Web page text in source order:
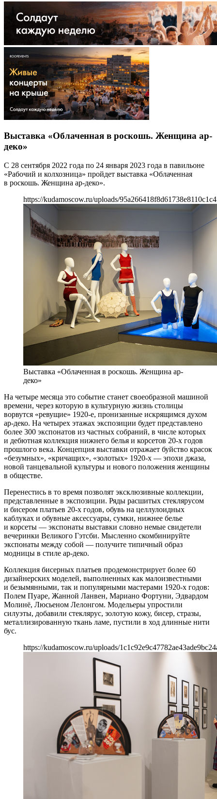
Выставка «Облаченная в роскошь. Женщина ар-
деко»
С 28 сентября 2022 года по 24 января 2023 года в павильоне
«Рабочий и колхозница» пройдет выставка «Облаченная
в роскошь. Женщина ар-деко».
https://kudamoscow.ru/uploads/
Выставка «Облаченная в роскошь. Женщина ар-
деко»
На четыре месяца это событие станет своеобразной машиной
времени, через которую в культурную жизнь столицы
ворвутся «ревущие» 1920-е, пронизанные искрящимся духом
ар-деко. На четырех этажах экспозиции будет представлено
более 300 экспонатов из частных собраний, в числе которых
и дебютная коллекция нижнего белья и корсетов 20-х годов
прошлого века. Концепция выставки отражает буйство красок
«безумных», «кричащих», «золотых» 1920-х — эпохи джаза,
новой танцевальной культуры и нового положения женщины
в обществе.
Перенестись в то время позволят эксклюзивные коллекции,
представленные в экспозиции. Ряды расшитых стеклярусом
и бисером платьев 20-х годов, обувь на целлулоидных
каблуках и обувные аксессуары, сумки, нижнее белье
и корсеты — экспонаты выставки словно немые свидетели
вечеринки Великого Гэтсби. Мысленно скомбинируйте
экспонаты между собой — получите типичный образ
модницы в стиле ар-деко.
Коллекция бисерных платьев продемонстрирует более 60
дизайнерских моделей, выполненных как малоизвестными
и безымянными, так и популярными мастерами 1920-х годов:
Полем Пуаре, Жанной Ланвен, Мариано Фортуни, Эдвардом
Молинё, Люсьеном Лелонгом. Модельеры упростили
силуэты, добавили стеклярус, золотую кожу, бисер, стразы,
металлизированную ткань ламе, пустили в ход длинные нити
бус.
https://kudamoscow.ru/uploads/